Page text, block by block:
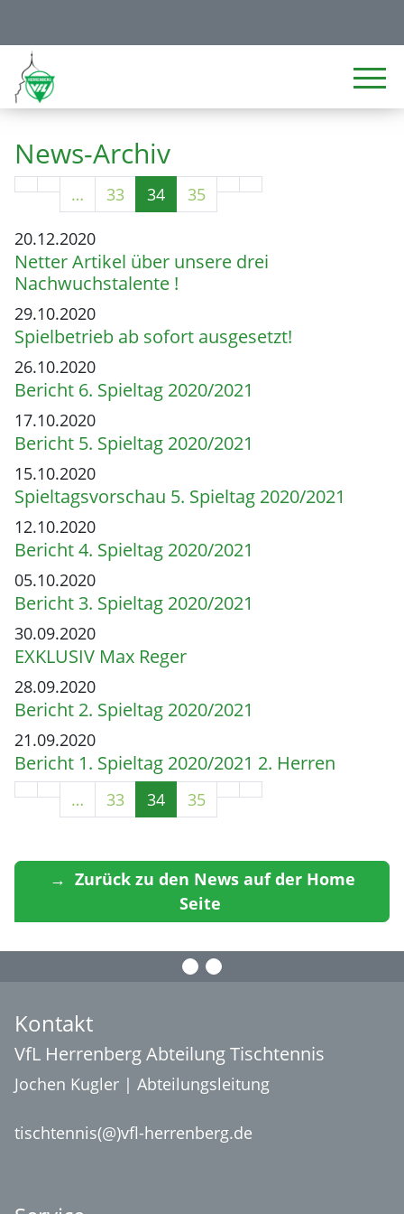
News-Archiv
… 33 34 35
20.12.2020
Netter Artikel über unsere drei
Nachwuchstalente !
29.10.2020
Spielbetrieb ab sofort ausgesetzt!
26.10.2020
Bericht 6. Spieltag 2020/2021
17.10.2020
Bericht 5. Spieltag 2020/2021
15.10.2020
Spieltagsvorschau 5. Spieltag 2020/2021
12.10.2020
Bericht 4. Spieltag 2020/2021
05.10.2020
Bericht 3. Spieltag 2020/2021
30.09.2020
EXKLUSIV Max Reger
28.09.2020
Bericht 2. Spieltag 2020/2021
21.09.2020
Bericht 1. Spieltag 2020/2021 2. Herren
… 33 34 35
→ Zurück zu den News auf der Home
Seite
Kontakt
VfL Herrenberg Abteilung Tischtennis
Jochen Kugler | Abteilungsleitung
tischtennis(@)vfl-herrenberg.de